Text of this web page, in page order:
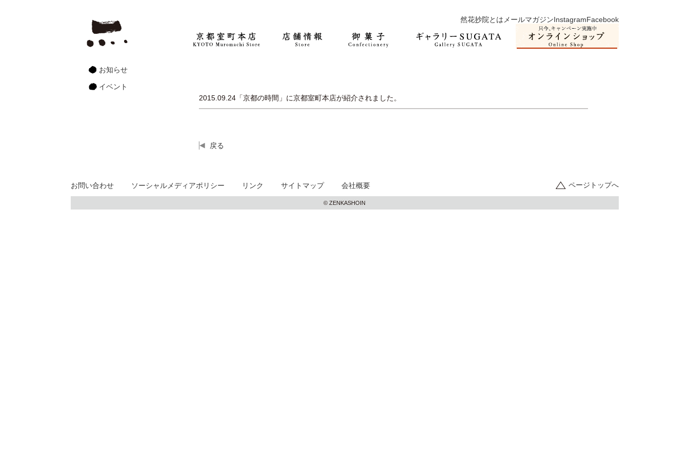
然花抄院とは メールマガジンInstagramFacebook
2015.09.24「京都の時間」に京都室町本店が紹介されました。
戻る
お知らせ
イベント
ページトップへ
お問い合わせ ソーシャルメディアポリシー リンク サイトマップ 会社概要
© ZENKASHOIN